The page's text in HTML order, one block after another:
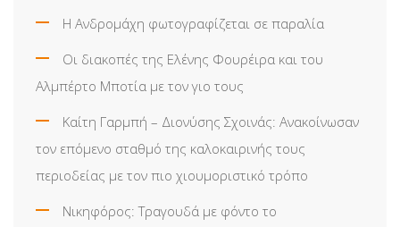
Η Ανδρομάχη φωτογραφίζεται σε παραλία
Οι διακοπές της Ελένης Φουρέιρα και του
Αλμπέρτο Μποτία με τον γιο τους
Καίτη Γαρμπή – Διονύσης Σχοινάς: Ανακοίνωσαν
τον επόμενο σταθμό της καλοκαιρινής τους
περιοδείας με τον πιο χιουμοριστικό τρόπο
Νικηφόρος: Τραγουδά με φόντο το